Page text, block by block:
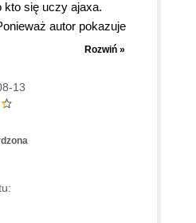
kto się uczy ajaxa.
autor pokazuje
ajaxa, i
wie czym jest ajax,
Autor usilnie próbuje
JS i podstaw ajaxa i w
a chyba nie taki jest
do tej książki kupić
tej książki - taki
Rozwiń »
13